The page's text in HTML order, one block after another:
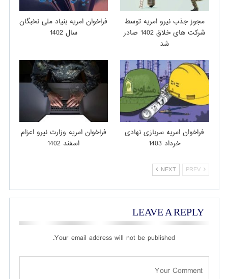
مجوز جذب نیرو امریه توسط
شرکت های خلاق 1402 صادر
شد
فراخوان امریه بنیاد ملی نخبگان
سال 1402
فراخوان امریه سربازی نهادی
خرداد 1403
فراخوان امریه وزارت نیرو اعزام
اسفند 1402
PREV
NEXT
LEAVE A REPLY
Your email address will not be published.